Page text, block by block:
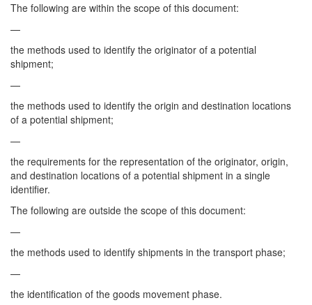
The following are within the scope of this document:
—
the methods used to identify the originator of a potential
shipment;
—
the methods used to identify the origin and destination locations
of a potential shipment;
—
the requirements for the representation of the originator, origin,
and destination locations of a potential shipment in a single
identifier.
The following are outside the scope of this document:
—
the methods used to identify shipments in the transport phase;
—
the identification of the goods movement phase.